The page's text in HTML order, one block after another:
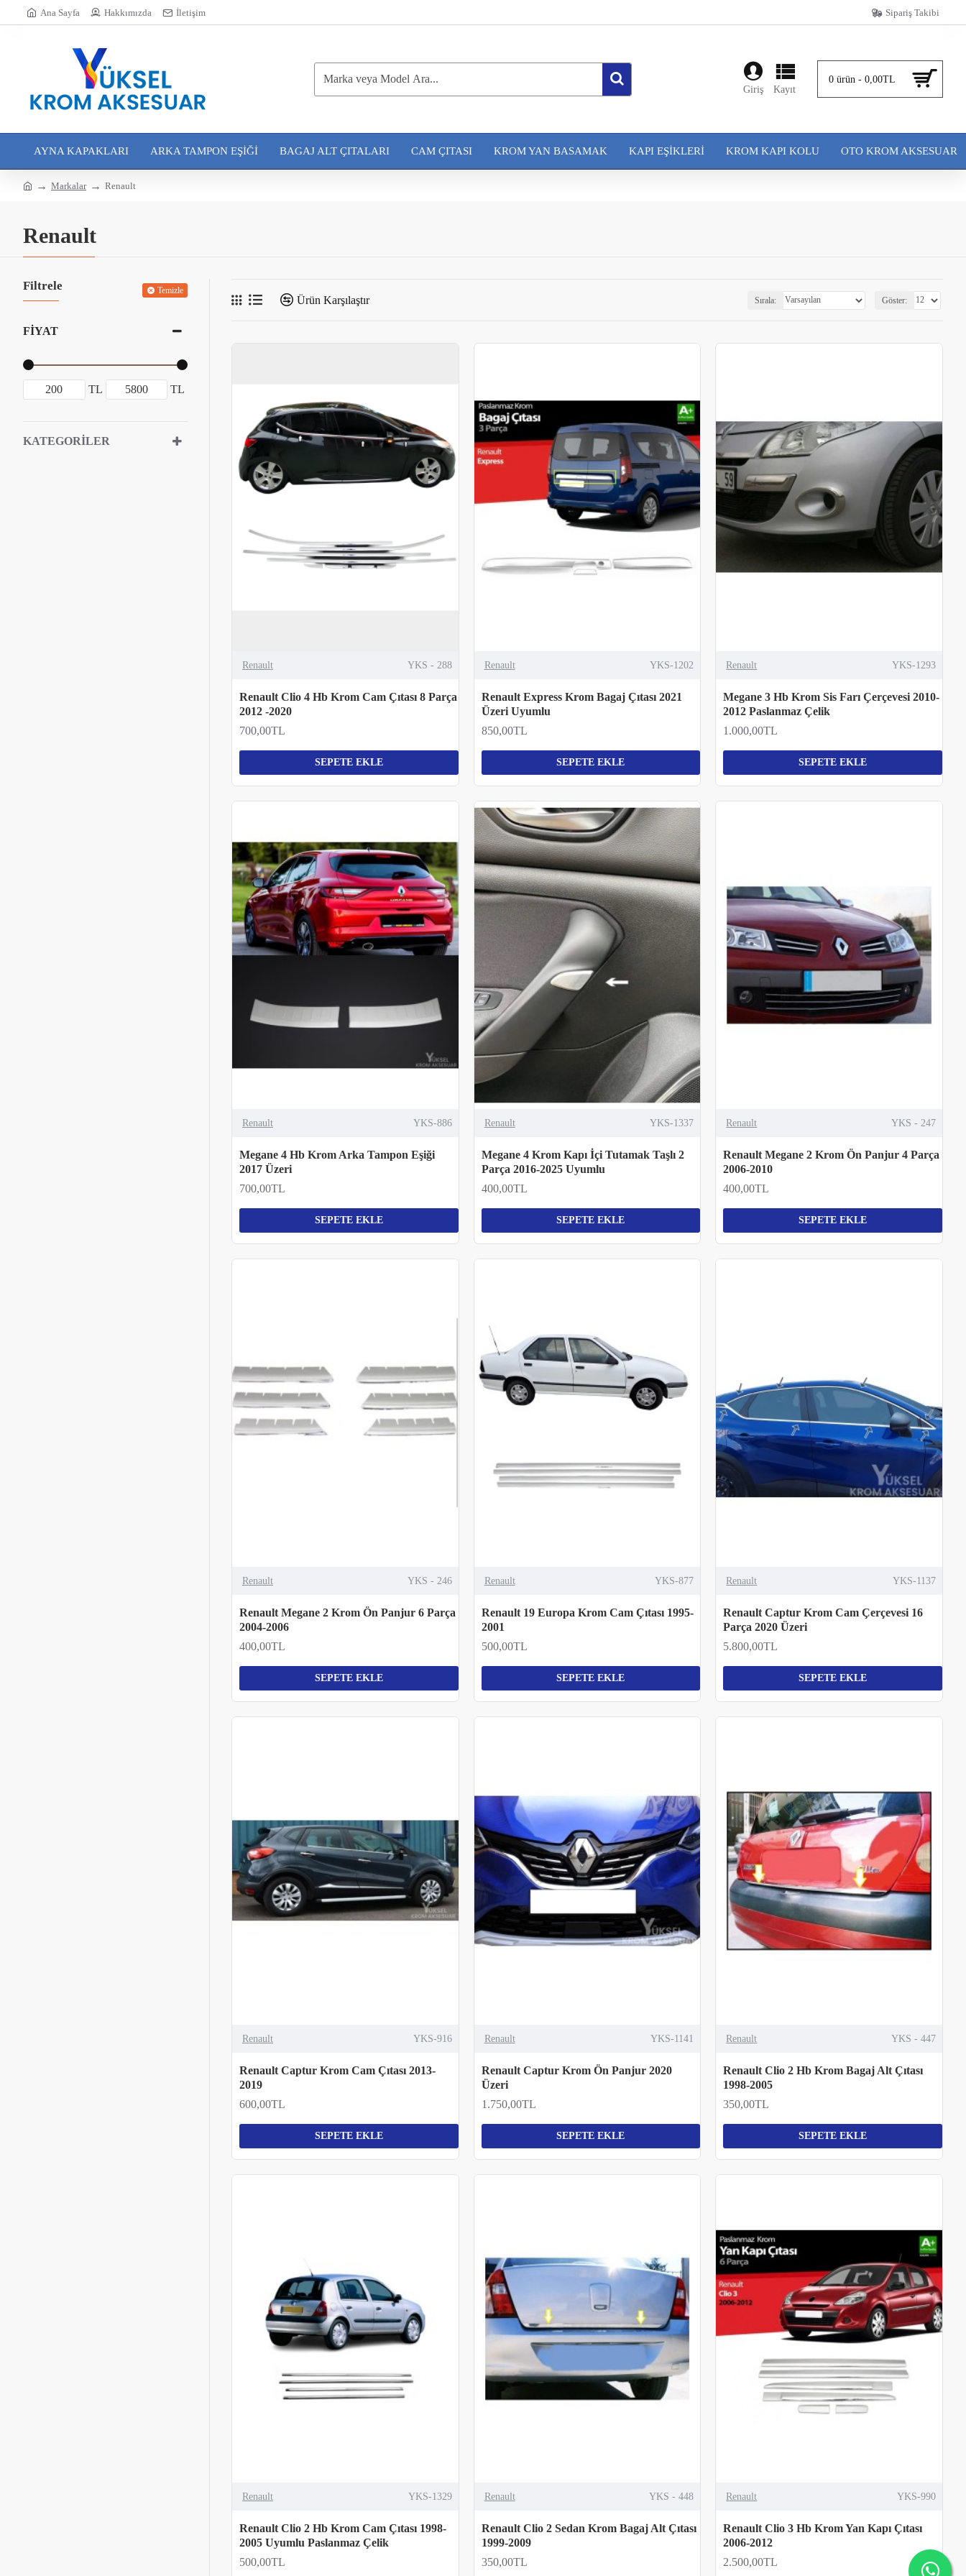
Ana Sayfa Hakkımızda İletişim Sipariş Takibi
Giriş Kayıt
0 ürün - 0,00TL
AYNA KAPAKLARI ARKA TAMPON EŞIĞI BAGAJ ALT ÇITALARI CAM ÇITASI KROM YAN BASAMAK KAPI EŞIKLERI KROM KAPI KOLU OTO KROM AKSESUAR
Markalar Renault
Renault
Filtrele Temizle
FIYAT
TL TL
KATEGORILER
Ürün Karşılaştır Sırala: Göster:
Renault YKS - 288
Renault Clio 4 Hb Krom Cam Çıtası 8 Parça
2012 -2020
700,00TL
SEPETE EKLE
Renault YKS-1202
Renault Express Krom Bagaj Çıtası 2021
Üzeri Uyumlu
850,00TL
SEPETE EKLE
Renault YKS-1293
Megane 3 Hb Krom Sis Farı Çerçevesi 2010-
2012 Paslanmaz Çelik
1.000,00TL
SEPETE EKLE
Renault YKS-886
Megane 4 Hb Krom Arka Tampon Eşiği
2017 Üzeri
700,00TL
SEPETE EKLE
Renault YKS-1337
Megane 4 Krom Kapı İçi Tutamak Taşlı 2
Parça 2016-2025 Uyumlu
400,00TL
SEPETE EKLE
Renault YKS - 247
Renault Megane 2 Krom Ön Panjur 4 Parça
2006-2010
400,00TL
SEPETE EKLE
Renault YKS - 246
Renault Megane 2 Krom Ön Panjur 6 Parça
2004-2006
400,00TL
SEPETE EKLE
Renault YKS-877
Renault 19 Europa Krom Cam Çıtası 1995-
2001
500,00TL
SEPETE EKLE
Renault YKS-1137
Renault Captur Krom Cam Çerçevesi 16
Parça 2020 Üzeri
5.800,00TL
SEPETE EKLE
Renault YKS-916
Renault Captur Krom Cam Çıtası 2013-
2019
600,00TL
SEPETE EKLE
Renault YKS-1141
Renault Captur Krom Ön Panjur 2020
Üzeri
1.750,00TL
SEPETE EKLE
Renault YKS - 447
Renault Clio 2 Hb Krom Bagaj Alt Çıtası
1998-2005
350,00TL
SEPETE EKLE
Renault YKS-1329
Renault Clio 2 Hb Krom Cam Çıtası 1998-
2005 Uyumlu Paslanmaz Çelik
500,00TL
Renault YKS - 448
Renault Clio 2 Sedan Krom Bagaj Alt Çıtası
1999-2009
350,00TL
Renault YKS-990
Renault Clio 3 Hb Krom Yan Kapı Çıtası
2006-2012
2.500,00TL